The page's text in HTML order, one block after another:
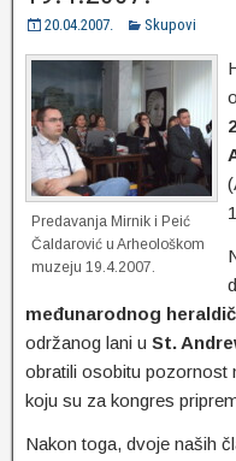
20.04.2007. Skupovi
Predavanja Mirnik i Peić
Čaldarović u Arheološkom
muzeju 19.4.2007.
međunarodnog
održanog lani u St.
obratili osobitu pozornost
koju su za kongres
Nakon toga, dvoje naših